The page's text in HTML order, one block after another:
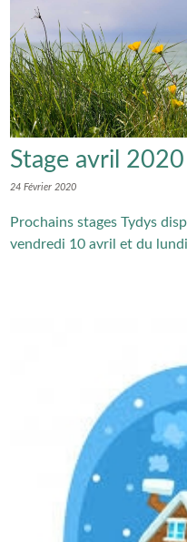
Stage avril 2020
24 Février 2020
Prochains stages Tydys
vendredi 10 avril et du